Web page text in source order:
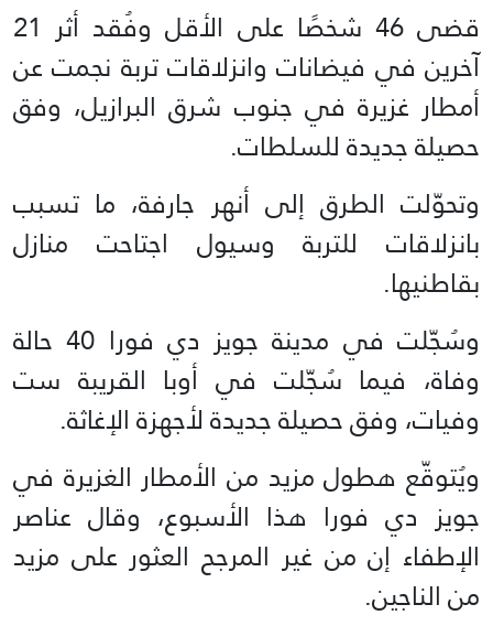
قضى 46 شخصًا على الأقل وفُقد أثر 21
آخرين في فيضانات وانزلاقات تربة نجمت عن
أمطار غزيرة في جنوب شرق البرازيل، وفق
حصيلة جديدة للسلطات.
وتحوّلت الطرق إلى أنهر جارفة، ما تسبب
بانزلاقات للتربة وسيول اجتاحت منازل
بقاطنيها.
وسُجّلت في مدينة جويز دي فورا 40 حالة
وفاة، فيما سُجّلت في أوبا القريبة ست
وفيات، وفق حصيلة جديدة لأجهزة الإغاثة.
ويُتوقّع هطول مزيد من الأمطار الغزيرة في
جويز دي فورا هذا الأسبوع، وقال عناصر
الإطفاء إن من غير المرجح العثور على مزيد
من الناجين.